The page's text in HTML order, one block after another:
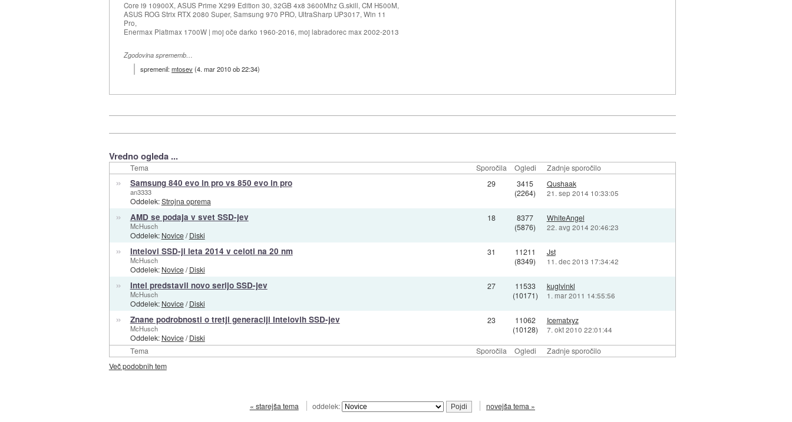
Core i9 10900X, ASUS Prime X299 Edition 30, 32GB 4x8 3600Mhz G.skill, CM H500M,
ASUS ROG Strix RTX 2080 Super, Samsung 970 PRO, UltraSharp UP3017, Win 11
Pro,
Enermax Platimax 1700W | moj oče darko 1960-2016, moj labradorec max 2002-2013
Zgodovina sprememb…
spremenil:mtosev(4. mar 2010 ob 22:34)
Vredno ogleda ...
Tema Sporočila Ogledi Zadnje sporočilo
Tema Sporočila Ogledi Zadnje sporočilo
» Samsung 840 evo in pro vs 850 evo in pro
an3333
Oddelek:Strojna oprema
29
3415
(2264)
Qushaak
21. sep 2014 10:33:05
» AMD se podaja v svet SSD-jev
McHusch
Oddelek: Novice/Diski
18
8377
(5876)
WhiteAngel
22. avg 2014 20:46:23
» Intelovi SSD-ji leta 2014 v celoti na 20 nm
McHusch
Oddelek: Novice/Diski
31
11211
(8349)
Jst
11. dec 2013 17:34:42
» Intel predstavil novo serijo SSD-jev
McHusch
Oddelek: Novice/Diski
27
11533
(10171)
kuglvinkl
1. mar 2011 14:55:56
» Znane podrobnosti o tretji generaciji Intelovih SSD-jev
McHusch
Oddelek: Novice/Diski
23
11062
(10128)
Icematxyz
7. okt 2010 22:01:44
Več podobnih tem
« starejša tema oddelek: novejša tema »